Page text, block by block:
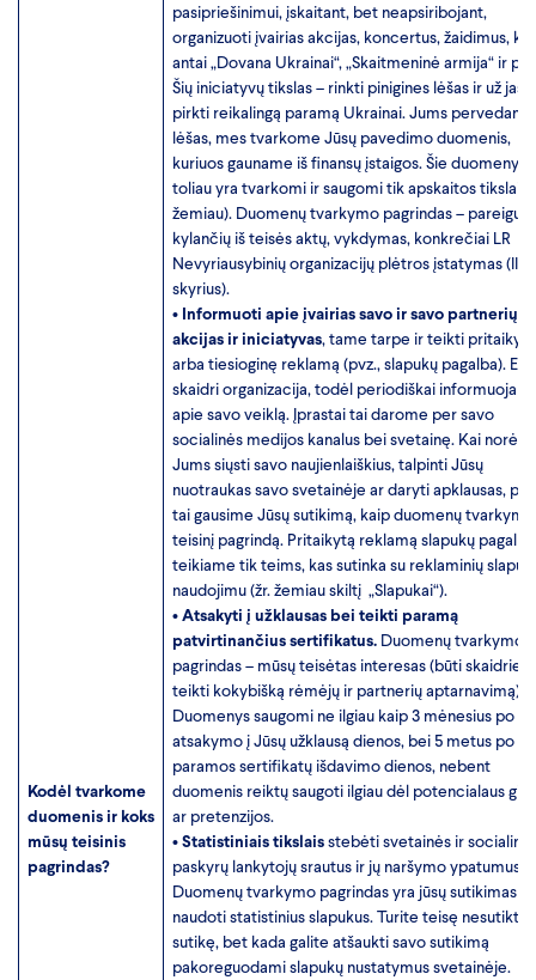
Kodėl tvarkome
duomenis ir koks
mūsų teisinis
pagrindas?
pasipriešinimui, įskaitant, bet neapsiribojant,
organizuoti įvairias akcijas, koncertus, žaidimus,
antai „Dovana Ukrainai“, „Skaitmeninė armija“ ir
Šių iniciatyvų tikslas – rinkti pinigines lėšas ir už jas
pirkti reikalingą paramą Ukrainai. Jums pervedant
lėšas, mes tvarkome Jūsų pavedimo duomenis,
kuriuos gauname iš finansų įstaigos. Šie duomenys
toliau yra tvarkomi ir saugomi tik apskaitos tikslais
žemiau). Duomenų tvarkymo pagrindas – pareigų,
kylančių iš teisės aktų, vykdymas, konkrečiai LR
Nevyriausybinių organizacijų plėtros įstatymas (III
skyrius).
• Informuoti apie įvairias savo ir savo partnerių
akcijas ir iniciatyvas, tame tarpe ir teikti pritaikytą
arba tiesioginę reklamą (pvz., slapukų pagalba).
skaidri organizacija, todėl periodiškai
apie savo veiklą. Įprastai tai darome per savo
socialinės medijos kanalus bei svetainę. Kai
Jums siųsti savo naujienlaiškius, talpinti Jūsų
nuotraukas savo svetainėje ar daryti apklausas,
tai gausime Jūsų sutikimą, kaip duomenų tvarkymo
teisinį pagrindą. Pritaikytą reklamą slapukų pagalba
teikiame tik teims, kas sutinka su reklaminių
naudojimu (žr. žemiau skiltį „Slapukai“).
•Atsakyti į užklausas bei teikti paramą
patvirtinančius sertifikatus. Duomenų tvarkymo
pagrindas – mūsų teisėtas interesas (būti
teikti kokybišką rėmėjų ir partnerių aptarnavimą).
Duomenys saugomi ne ilgiau kaip 3 mėnesius po
atsakymo į Jūsų užklausą dienos, bei 5 metus po
paramos sertifikatų išdavimo dienos, nebent
duomenis reiktų saugoti ilgiau dėl potencialaus
ar pretenzijos.
•Statistiniais tikslaisstebėti svetainės ir socialinių
paskyrų lankytojų srautus ir jų naršymo ypatumus.
Duomenų tvarkymo pagrindas yra jūsų sutikimas
naudoti statistinius slapukus. Turite teisę nesutikti,
sutikę, bet kada galite atšaukti savo sutikimą
pakoreguodami slapukų nustatymus svetainėje.